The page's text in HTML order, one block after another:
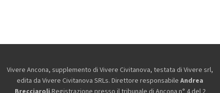
Vivere Ancona, supplemento di Vivere Civitanova, testata di Vivere srl,
edita da Vivere Civitanova SRLs. Direttore responsabile Andrea